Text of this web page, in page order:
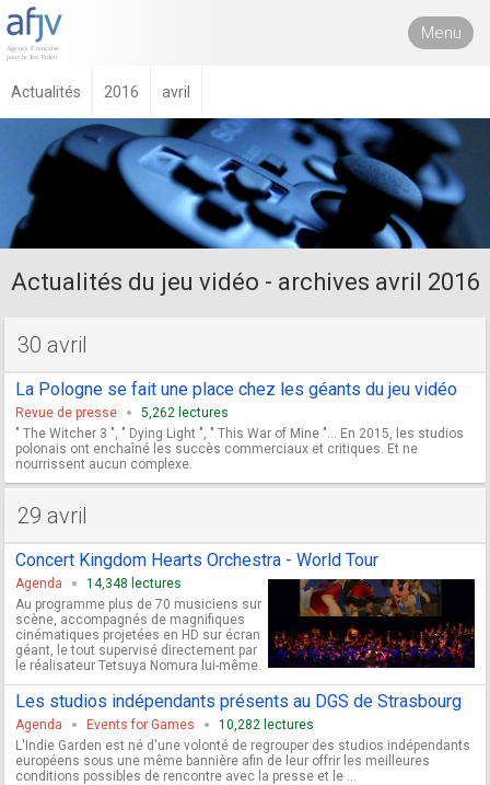
Menu
Actualités 2016 avril
Actualités du jeu vidéo - archives avril 2016
30 avril
La Pologne se fait une place chez les géants du jeu vidéo
Revue de presse
5,262 lectures
" The Witcher 3 ", " Dying Light ", " This War of Mine "… En 2015, les studios
polonais ont enchaîné les succès commerciaux et critiques. Et ne
nourrissent aucun complexe.
29 avril
Concert Kingdom Hearts Orchestra - World Tour
Agenda
14,348 lectures
Au programme plus de 70 musiciens sur
scène, accompagnés de magnifiques
cinématiques projetées en HD sur écran
géant, le tout supervisé directement par
le réalisateur Tetsuya Nomura lui-même.
Les studios indépendants présents au DGS de Strasbourg
Agenda Events for Games
10,282 lectures
L'Indie Garden est né d'une volonté de regrouper des studios indépendants
européens sous une même bannière afin de leur offrir les meilleures
conditions possibles de rencontre avec la presse et le ...